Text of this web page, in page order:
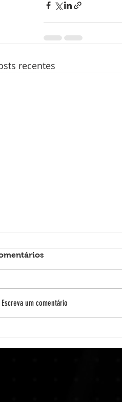
recentes
Escreva um comentário